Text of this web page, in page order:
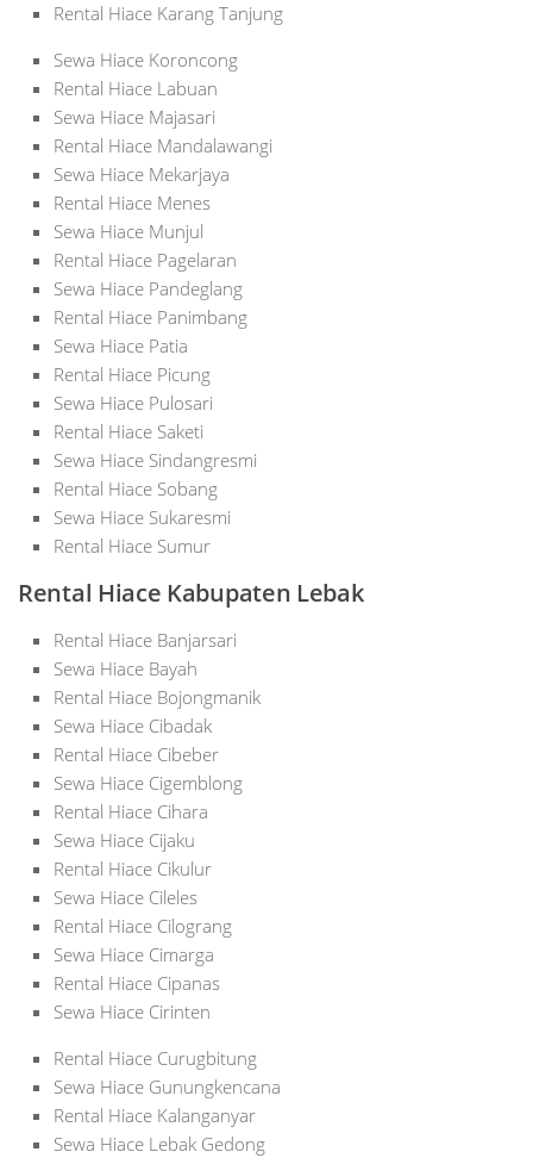
Rental Hiace Karang Tanjung
Sewa Hiace Koroncong
Rental Hiace Labuan
Sewa Hiace Majasari
Rental Hiace Mandalawangi
Sewa Hiace Mekarjaya
Rental Hiace Menes
Sewa Hiace Munjul
Rental Hiace Pagelaran
Sewa Hiace Pandeglang
Rental Hiace Panimbang
Sewa Hiace Patia
Rental Hiace Picung
Sewa Hiace Pulosari
Rental Hiace Saketi
Sewa Hiace Sindangresmi
Rental Hiace Sobang
Sewa Hiace Sukaresmi
Rental Hiace Sumur
Rental Hiace Kabupaten Lebak
Rental Hiace Banjarsari
Sewa Hiace Bayah
Rental Hiace Bojongmanik
Sewa Hiace Cibadak
Rental Hiace Cibeber
Sewa Hiace Cigemblong
Rental Hiace Cihara
Sewa Hiace Cijaku
Rental Hiace Cikulur
Sewa Hiace Cileles
Rental Hiace Cilograng
Sewa Hiace Cimarga
Rental Hiace Cipanas
Sewa Hiace Cirinten
Rental Hiace Curugbitung
Sewa Hiace Gunungkencana
Rental Hiace Kalanganyar
Sewa Hiace Lebak Gedong